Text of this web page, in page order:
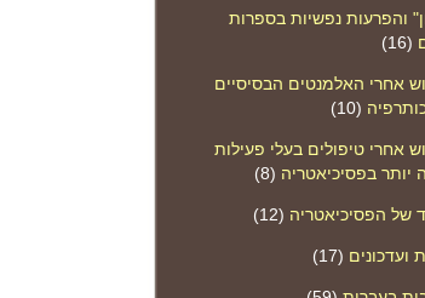
והפרעות נפשיות בספרות
(16)
אחרי האלמנטים הבסיסיים
(10)
אחרי טיפולים בעלי פעילות
יותר בפסיכיאטריה (8)
של הפסיכיאטריה (12)
ועדכונים (17)